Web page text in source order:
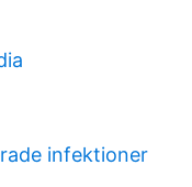
infektioner